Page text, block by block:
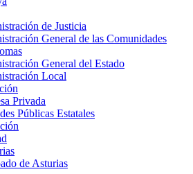
de Justicia
General de las Comunidades
General del Estado
Local
Privada
Públicas Estatales
de Asturias